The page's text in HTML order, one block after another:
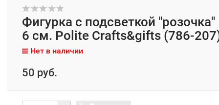
Фигурка с подсветкой "розочка"
6 см. Polite Crafts&gifts (786-
Нет в наличии
50 руб.